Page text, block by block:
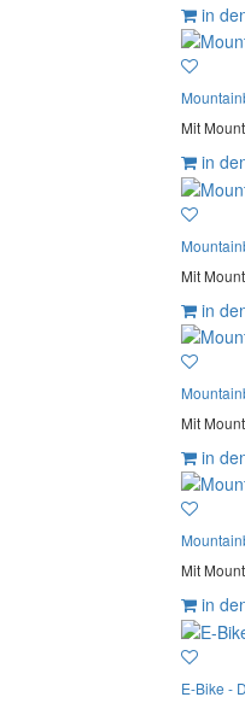
in
Mit
in
Mit
in
Mit
in
Mit
in
E-Bike -